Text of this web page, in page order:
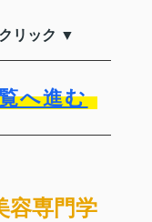
リック ▼
へ進む
容専門学